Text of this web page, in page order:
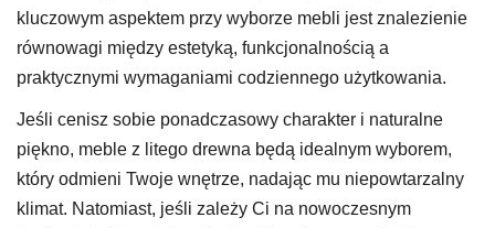
kluczowym aspektem przy wyborze mebli jest znalezienie
równowagi między estetyką, funkcjonalnością a
praktycznymi wymaganiami codziennego użytkowania.
Jeśli cenisz sobie ponadczasowy charakter i naturalne
piękno, meble z litego drewna będą idealnym wyborem,
który odmieni Twoje wnętrze, nadając mu niepowtarzalny
klimat. Natomiast, jeśli zależy Ci na nowoczesnym